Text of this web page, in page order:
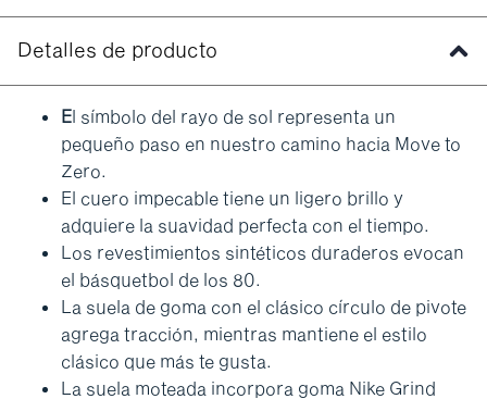
Detalles de producto
El símbolo del rayo de sol representa un
pequeño paso en nuestro camino hacia Move to
Zero.
El cuero impecable tiene un ligero brillo y
adquiere la suavidad perfecta con el tiempo.
Los revestimientos sintéticos duraderos evocan
el básquetbol de los 80.
La suela de goma con el clásico círculo de pivote
agrega tracción, mientras mantiene el estilo
clásico que más te gusta.
La suela moteada incorpora goma Nike Grind